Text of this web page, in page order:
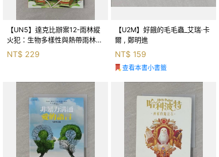
【UN5】達克比辦案12-雨林縱
火犯：生物多樣性與熱帶雨林生
態系_柯智元
NT$ 229
【U2M】好餓的毛毛蟲_艾瑞‧卡
爾 , 鄭明進
NT$ 159
查看本書小書籤